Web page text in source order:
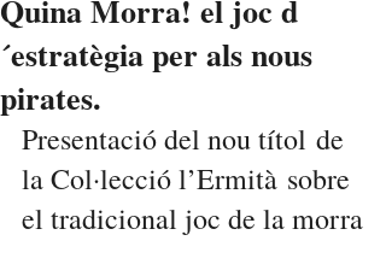
Quina Morra! el joc d
´estratègia per als nous
pirates.
Presentació del nou títol de
la Col·lecció l’Ermità sobre
el tradicional joc de la morra